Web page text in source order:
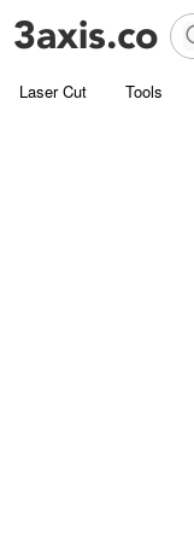
Laser Cut Tools